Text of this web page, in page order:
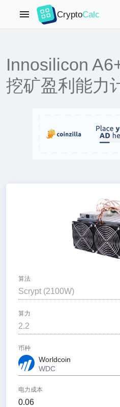
CryptoCalc
Innosilicon
挖矿盈利能力
算法
Scrypt (2100W)
算力
币种
Worldcoin
WDC
电力成本